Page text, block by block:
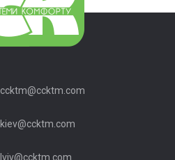
ccktm@ccktm.com
kiev@ccktm.com
lviv@ccktm.com